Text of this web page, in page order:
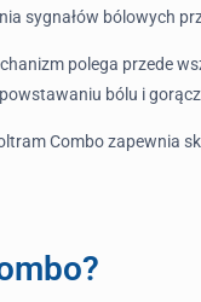
sygnałów bólowych
polega przede
bólu i
Combo